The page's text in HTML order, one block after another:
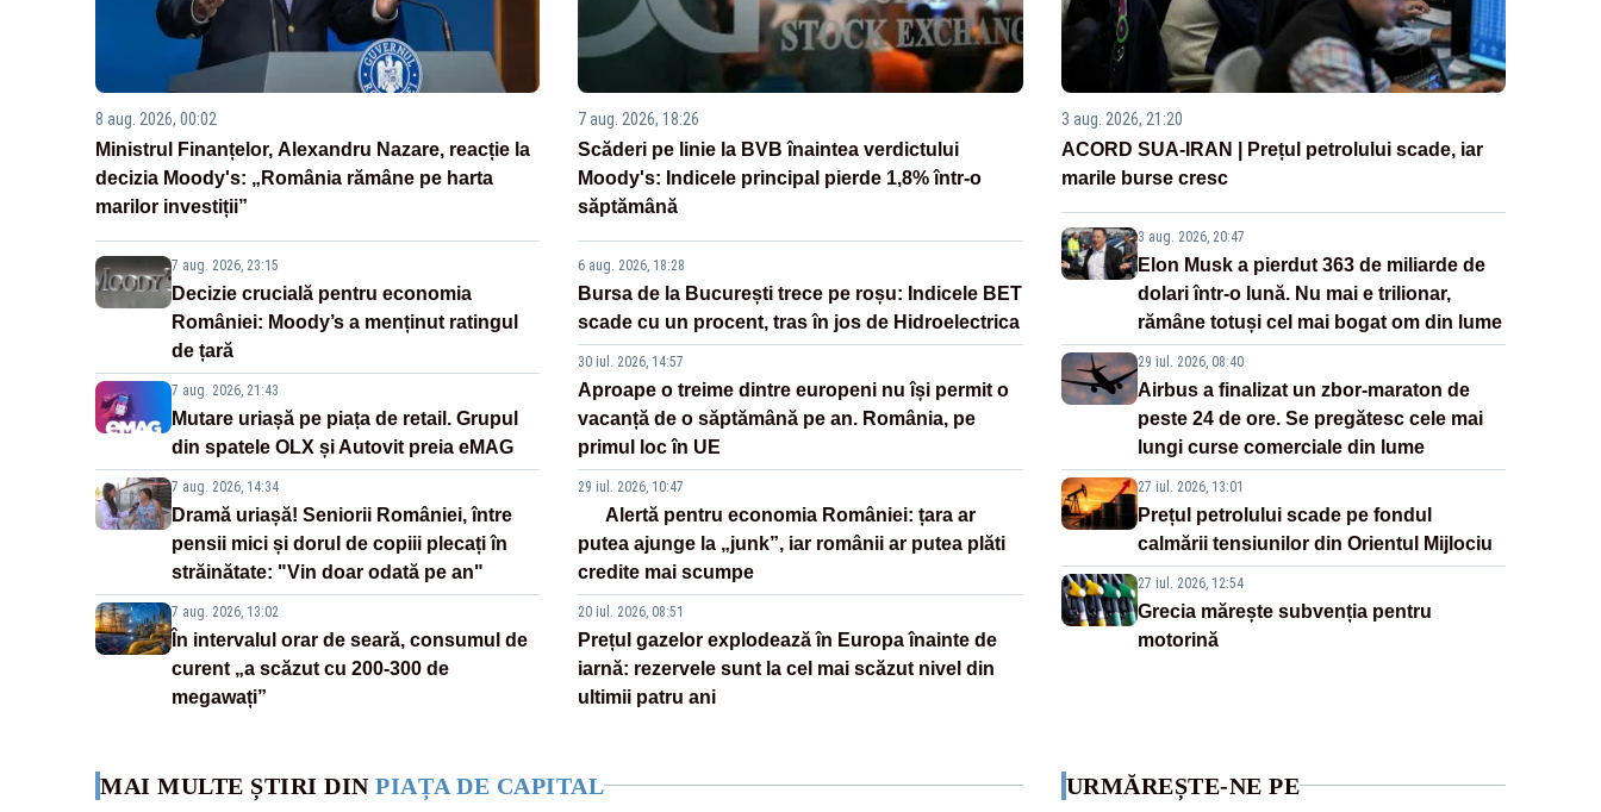
8 aug. 2026, 00:02
Ministrul Finanțelor, Alexandru Nazare, reacție la
decizia Moody's: „România rămâne pe harta
marilor investiții”
7 aug. 2026, 23:15
Decizie crucială pentru economia
României: Moody’s a menținut ratingul
de țară
7 aug. 2026, 21:43
Mutare uriașă pe piața de retail. Grupul
din spatele OLX și Autovit preia eMAG
7 aug. 2026, 14:34
Dramă uriașă! Seniorii României, între
pensii mici și dorul de copiii plecați în
străinătate: "Vin doar odată pe an"
7 aug. 2026, 13:02
În intervalul orar de seară, consumul de
curent „a scăzut cu 200-300 de
megawați”
7 aug. 2026, 18:26
Scăderi pe linie la BVB înaintea verdictului
Moody's: Indicele principal pierde 1,8% într-o
săptămână
6 aug. 2026, 18:28
Bursa de la București trece pe roșu: Indicele BET
scade cu un procent, tras în jos de Hidroelectrica
30 iul. 2026, 14:57
Aproape o treime dintre europeni nu își permit o
vacanță de o săptămână pe an. România, pe
primul loc în UE
29 iul. 2026, 10:47
Alertă pentru economia României: țara ar
putea ajunge la „junk”, iar românii ar putea plăti
credite mai scumpe
20 iul. 2026, 08:51
Prețul gazelor explodează în Europa înainte de
iarnă: rezervele sunt la cel mai scăzut nivel din
ultimii patru ani
3 aug. 2026, 21:20
ACORD SUA-IRAN | Prețul petrolului scade, iar
marile burse cresc
3 aug. 2026, 20:47
Elon Musk a pierdut 363 de miliarde de
dolari într-o lună. Nu mai e trilionar,
rămâne totuși cel mai bogat om din lume
29 iul. 2026, 08:40
Airbus a finalizat un zbor-maraton de
peste 24 de ore. Se pregătesc cele mai
lungi curse comerciale din lume
27 iul. 2026, 13:01
Prețul petrolului scade pe fondul
calmării tensiunilor din Orientul Mijlociu
27 iul. 2026, 12:54
Grecia mărește subvenția pentru
motorină
MAI MULTE ȘTIRI DIN PIAȚA DE CAPITAL URMĂREȘTE-NE PE